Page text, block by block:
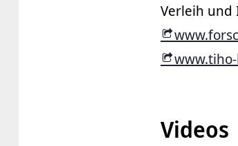
Verleih und
Videos